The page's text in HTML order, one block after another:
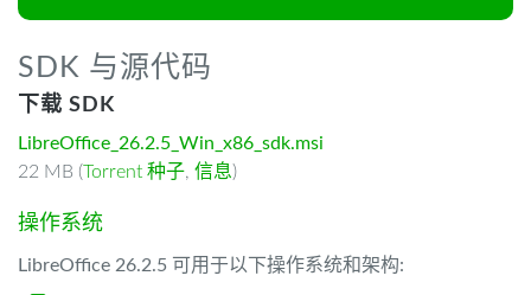
SDK 与源代码
下载 SDK
LibreOffice_26.2.5_Win_x86_sdk.msi
22 MB (Torrent 种子, 信息)
操作系统
LibreOffice 26.2.5 可用于以下操作系统和架构: